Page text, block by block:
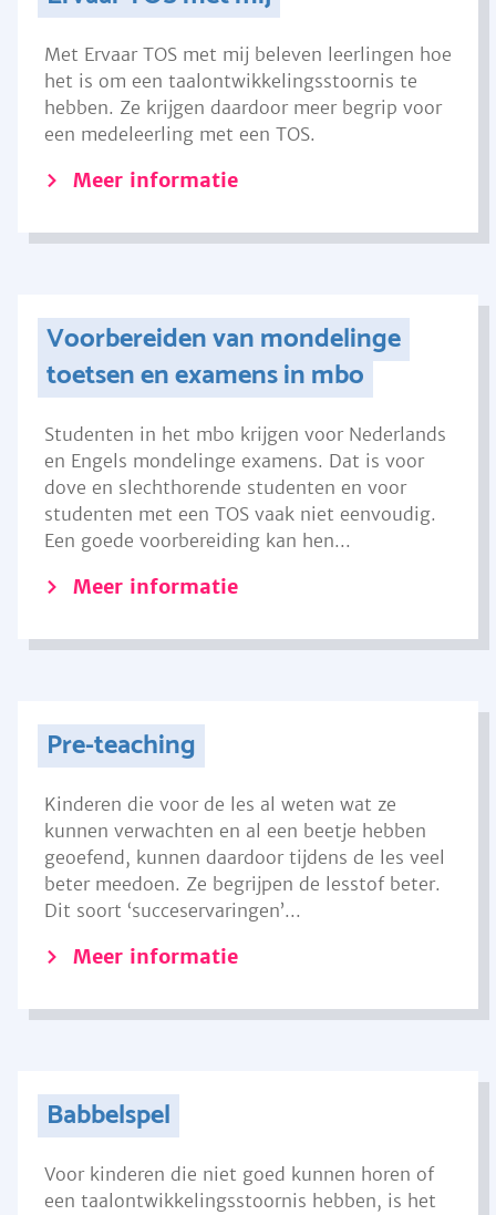
Met Ervaar TOS met mij beleven leerlingen hoe
het is om een taalontwikkelingsstoornis te
hebben. Ze krijgen daardoor meer begrip voor
een medeleerling met een TOS.
Meer informatie
Voorbereiden van mondelinge
toetsen en examens in mbo
Studenten in het mbo krijgen voor Nederlands
en Engels mondelinge examens. Dat is voor
dove en slechthorende studenten en voor
studenten met een TOS vaak niet eenvoudig.
Een goede voorbereiding kan hen...
Meer informatie
Pre-teaching
Kinderen die voor de les al weten wat ze
kunnen verwachten en al een beetje hebben
geoefend, kunnen daardoor tijdens de les veel
beter meedoen. Ze begrijpen de lesstof beter.
Dit soort ‘succeservaringen’...
Meer informatie
Babbelspel
Voor kinderen die niet goed kunnen horen of
een taalontwikkelingsstoornis hebben, is het